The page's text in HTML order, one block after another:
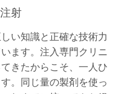
射
い知識と正確な技術力
ます。注入専門クリニ
きたからこそ、一人ひ
。同じ量の製剤を使っ